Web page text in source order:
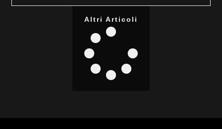
Altri Articoli